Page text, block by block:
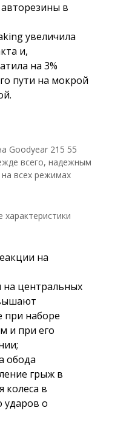
в
увеличила
и,
на 3%
пути на мокрой
Goodyear 215 55
всего, надежным
всех режимах
характеристики
на
на центральных
при наборе
и при его
обода
грыж в
колеса в
ударов о